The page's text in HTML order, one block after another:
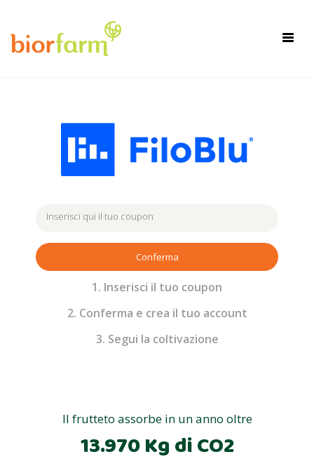
Conferma
1. Inserisci il tuo coupon
2. Conferma e crea il tuo account
3. Segui la coltivazione
Il frutteto assorbe in un anno oltre
13.970 Kg di CO2